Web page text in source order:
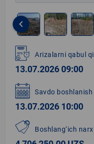
1
of
4
keyboard_arrow_left
Arizalarni qabul
13.07.2026 09:00
Savdo
13.07.2026 10:00
Boshlang‘ich